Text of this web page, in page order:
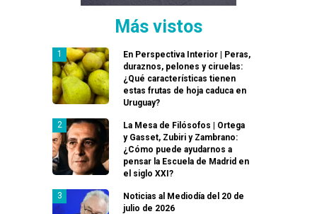
Más vistos
En Perspectiva Interior | Peras,
duraznos, pelones y ciruelas:
¿Qué características tienen
estas frutas de hoja caduca en
Uruguay?
La Mesa de Filósofos | Ortega
y Gasset, Zubiri y Zambrano:
¿Cómo puede ayudarnos a
pensar la Escuela de Madrid en
el siglo XXI?
Noticias al Mediodía del 20 de
julio de 2026